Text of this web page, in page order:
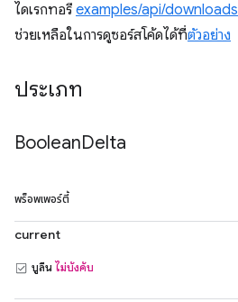
ไดเรกทอรี examples/api/downloads
ช่วยเหลือในการดูซอร์สโค้ดได้ที่ตัวอย่าง
ประเภท
BooleanDelta
พร็อพเพอร์ตี้
current
บูลีน ไม่บังคับ